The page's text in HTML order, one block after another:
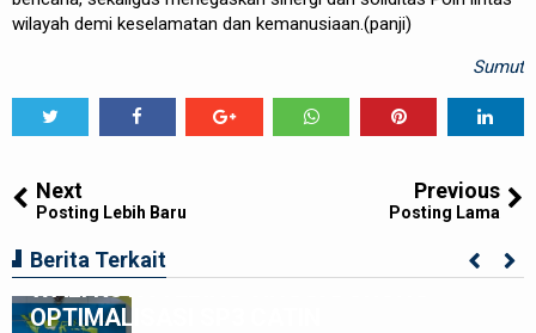
wilayah demi keselamatan dan kemanusiaan.(panji)
Sumut
Next
Posting Lebih Baru
Previous
Posting Lama
Berita Terkait
LAHIRKAN GENERASI BEBAS STUNTING,
WALI KOTA TEBING TINGGI DORONG
OPTIMALISASI SP3 CATIN